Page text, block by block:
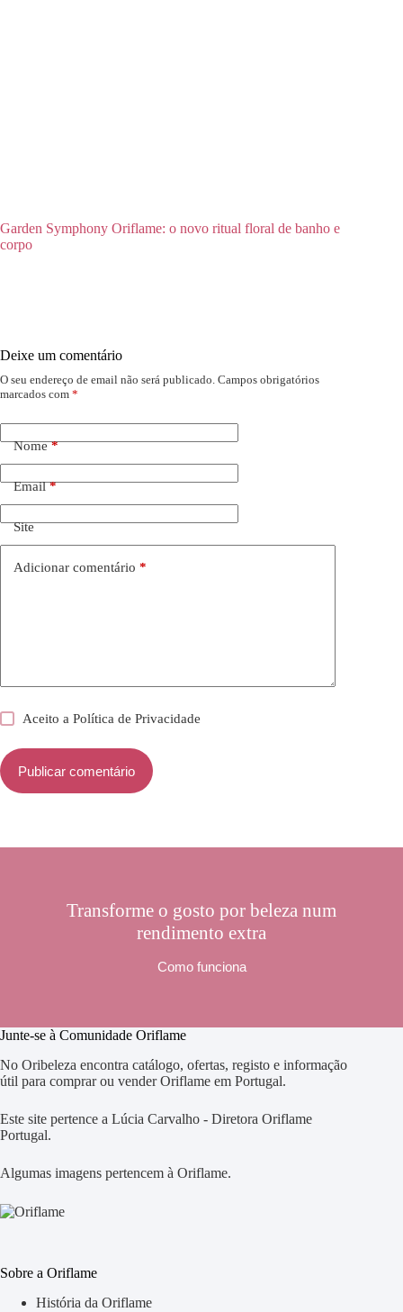
Garden Symphony Oriflame: o novo ritual floral de banho e
corpo
Deixe um comentário
O seu endereço de email não será publicado. Campos obrigatórios
marcados com *
Nome*
Email*
Site
Adicionar comentário *
Aceito aPolítica de Privacidade
Publicar comentário
Transforme o gosto por beleza num
rendimento extra
Como funciona
Junte-se à Comunidade Oriflame
No Oribeleza encontra catálogo, ofertas, registo e informação
útil para comprar ou vender Oriflame em Portugal.
Este site pertence a Lúcia Carvalho - Diretora Oriflame
Portugal.
Algumas imagens pertencem à Oriflame.
Sobre a Oriflame
História da Oriflame